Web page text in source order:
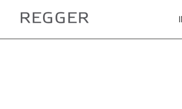
Zum
Hauptinhalt